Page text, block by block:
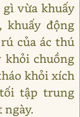
vừa khuấy
khuấy động
của ác thú
khỏi chuồng
khỏi xích
tập trung
ngày.